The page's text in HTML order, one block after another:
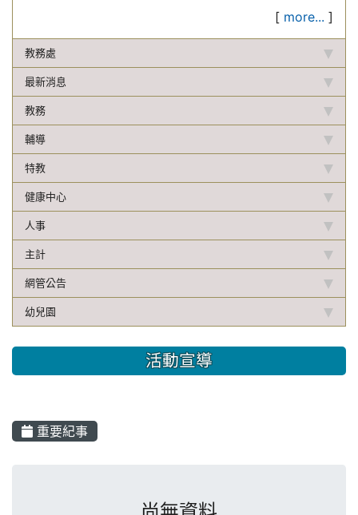
[ more... ]
教務處
最新消息
教務
輔導
特教
健康中心
人事
主計
網管公告
幼兒園
活動宣導
重要紀事